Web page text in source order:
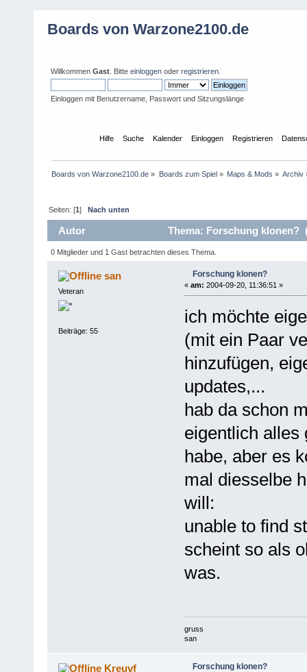
Boards von Warzone2100.de
Willkommen Gast . Bitte einloggen oder registrieren
Einloggen mit Benutzername, Passwort und Sitzungslänge
Hilfe Suche Kalender Einloggen Registrieren
Boards von Warzone2100.de » Boards zum Spiel» Maps & Mods » Archiv
Seiten: [1]Nach unten
Autor Thema: Forschung klonen?
0 Mitglieder und 1 Gast betrachten dieses Thema.
san
Veteran
Beiträge: 55
Forschung klonen?
« am: 2004-09-20, 11:36:51 »
ich möchte
(mit ein Paar
hinzufügen,
updates,...
hab da schon
eigentlich alles
habe, aber es
mal diesselbe
will:
unable to find
scheint so als
was.
gruss
san
Kreuvf Forschung klonen?